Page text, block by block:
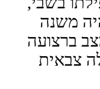
משנה
ברצועה
צבאית